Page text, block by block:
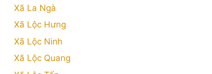
Xã La Ngà
Xã Lộc Hưng
Xã Lộc Ninh
Xã Lộc Quang